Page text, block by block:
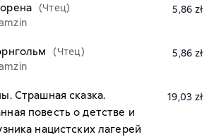
(Чтец)
5,86 zł
(Чтец)
5,86 zł
Страшная сказка.
повесть о детстве и
нацистских лагерей
19,03 zł